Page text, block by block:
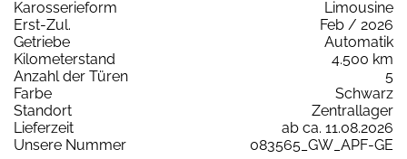
Karosserieform
Limousine
Erst-Zul.
Feb / 2026
Getriebe
Automatik
Kilometerstand
4.500 km
Anzahl der Türen
5
Farbe
Schwarz
Standort
Zentrallager
Lieferzeit
ab ca. 11.08.2026
Unsere Nummer
083565_GW_APF-GE